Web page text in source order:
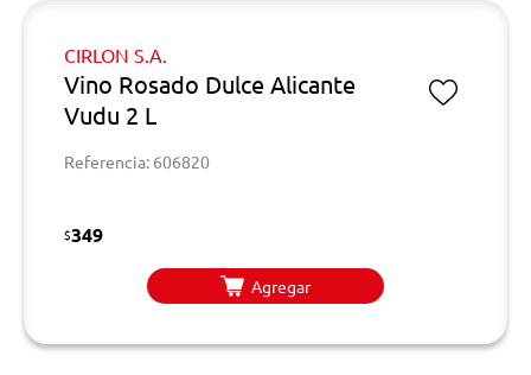
CIRLON S.A.
Vino Rosado Dulce Alicante
Vudu 2 L
Referencia: 606820
$349
Agregar